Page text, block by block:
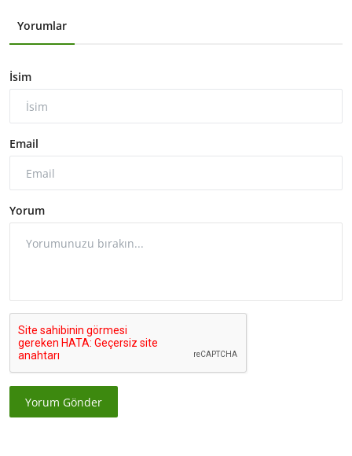
Yorumlar
İsim
Email
Yorum
Yorum Gönder